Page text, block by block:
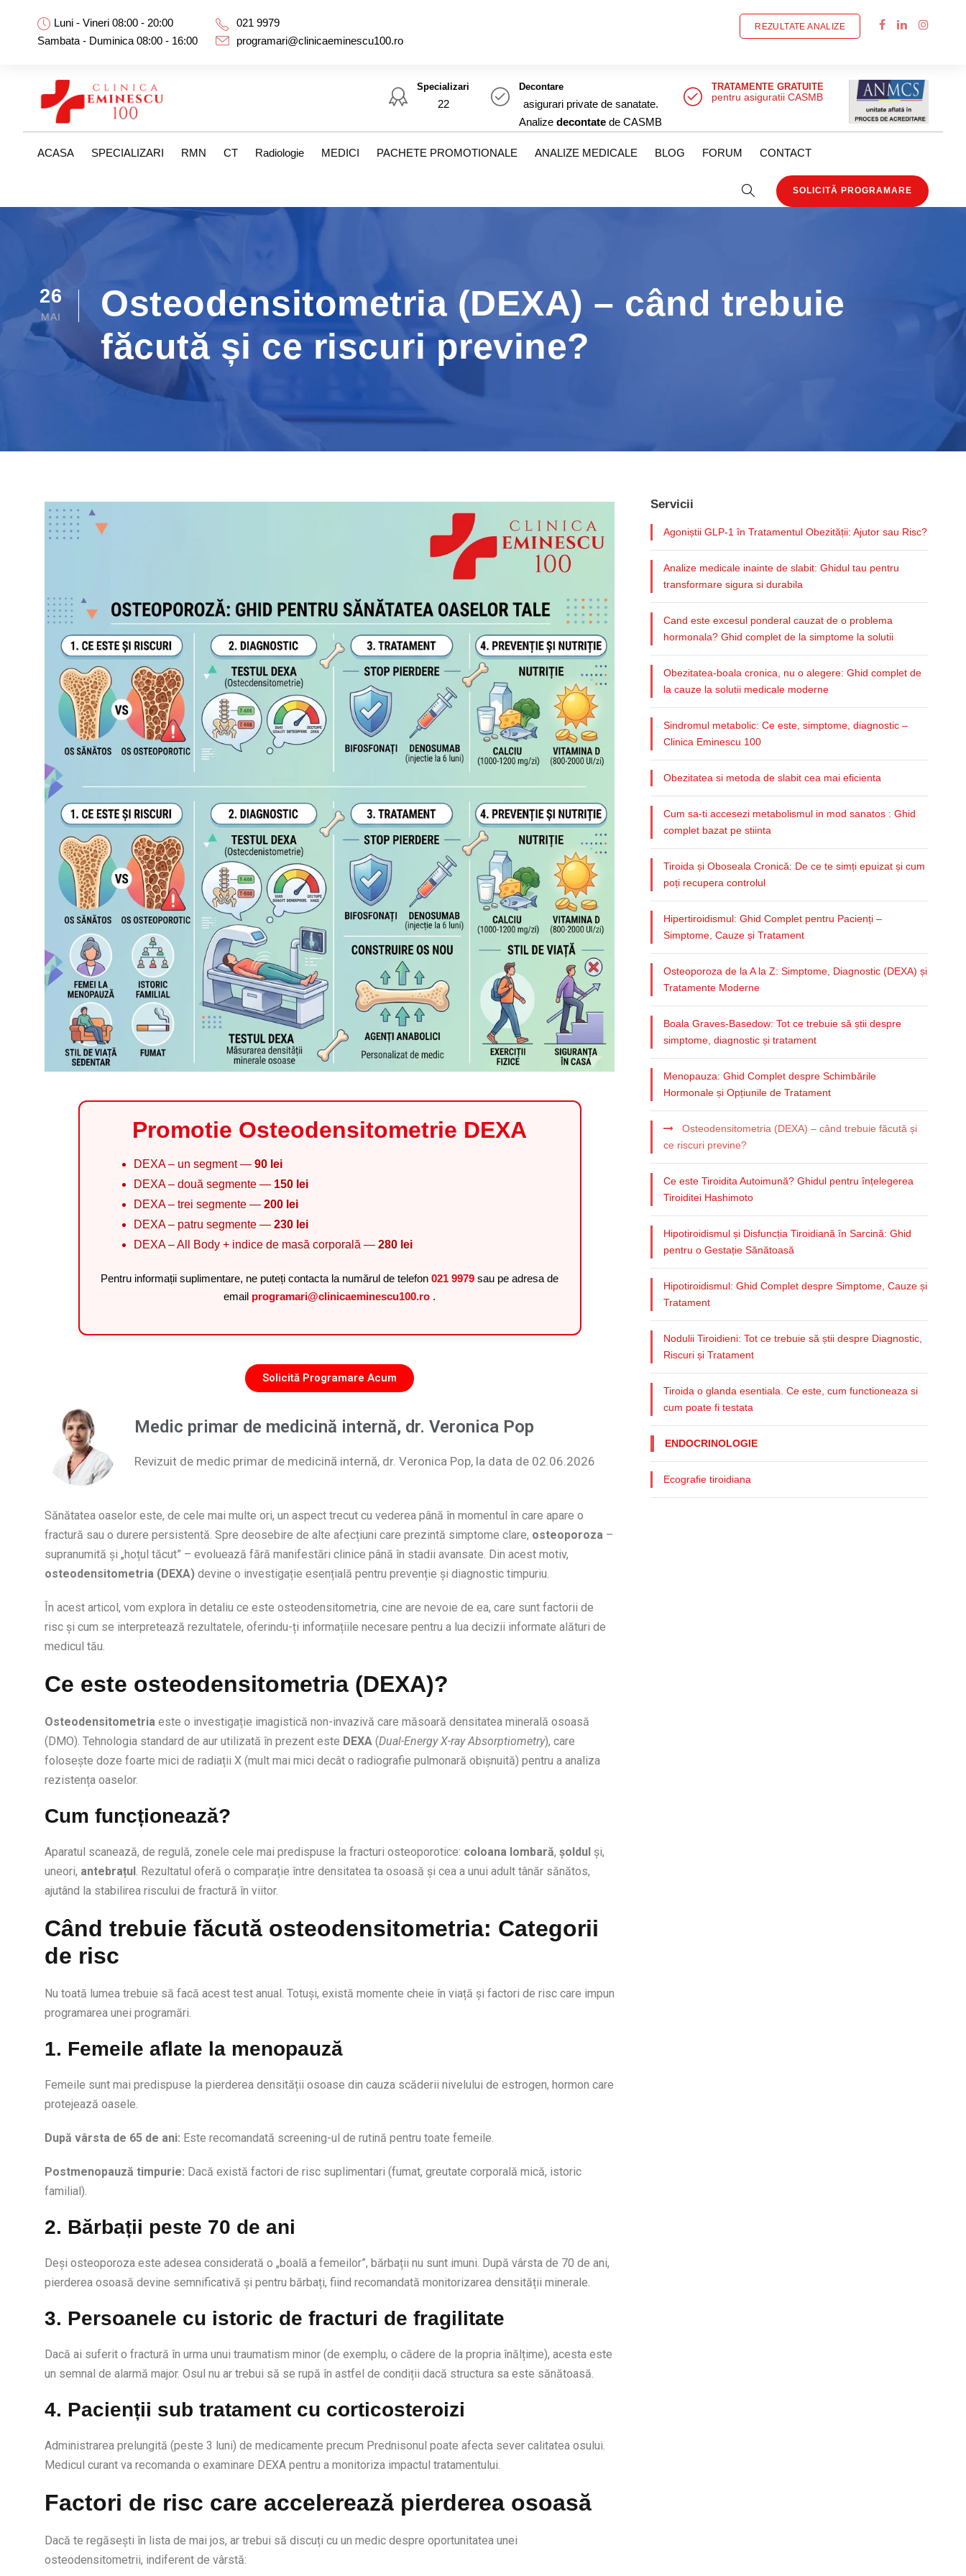
Luni - Vineri 08:00 - 20:00
Sambata - Duminica 08:00 - 16:00
021 9979
programari@clinicaeminescu100.ro
REZULTATE ANALIZE
Specializari
22
Decontare
asigurari private de sanatate.
Analize decontate de CASMB
TRATAMENTE GRATUITE
pentru asiguratii CASMB
ACASA SPECIALIZARI RMN CT Radiologie MEDICI PACHETE PROMOTIONALE ANALIZE MEDICALE BLOG FORUM CONTACT
SOLICITĂ PROGRAMARE
26
MAI
Osteodensitometria (DEXA) – când trebuie
făcută și ce riscuri previne?
Promotie Osteodensitometrie DEXA
DEXA – un segment — 90 lei
DEXA – două segmente — 150 lei
DEXA – trei segmente — 200 lei
DEXA – patru segmente — 230 lei
DEXA – All Body + indice de masă corporală — 280 lei
Pentru informații suplimentare, ne puteți contacta la numărul de telefon021 9979sau pe adresa de
email programari@clinicaeminescu100.ro .
Solicită Programare Acum
Medic primar de medicină internă, dr. Veronica Pop
Revizuit de medic primar de medicină internă, dr. Veronica Pop, la data de 02.06.2026
Sănătatea oaselor este, de cele mai multe ori, un aspect trecut cu vederea până în momentul în care apare o
fractură sau o durere persistentă. Spre deosebire de alte afecțiuni care prezintă simptome clare, osteoporoza –
supranumită și „hoțul tăcut” – evoluează fără manifestări clinice până în stadii avansate. Din acest motiv,
osteodensitometria (DEXA) devine o investigație esențială pentru prevenție și diagnostic timpuriu.
În acest articol, vom explora în detaliu ce este osteodensitometria, cine are nevoie de ea, care sunt factorii de
risc și cum se interpretează rezultatele, oferindu-ți informațiile necesare pentru a lua decizii informate alături de
medicul tău.
Ce este osteodensitometria (DEXA)?
Osteodensitometria este o investigație imagistică non-invazivă care măsoară densitatea minerală osoasă
(DMO). Tehnologia standard de aur utilizată în prezent este DEXA (Dual-Energy X-ray Absorptiometry), care
folosește doze foarte mici de radiații X (mult mai mici decât o radiografie pulmonară obișnuită) pentru a analiza
rezistența oaselor.
Cum funcționează?
Aparatul scanează, de regulă, zonele cele mai predispuse la fracturi osteoporotice: coloana lombară, șoldul și,
uneori, antebrațul . Rezultatul oferă o comparație între densitatea ta osoasă și cea a unui adult tânăr sănătos,
ajutând la stabilirea riscului de fractură în viitor.
Când trebuie făcută osteodensitometria: Categorii
de risc
Nu toată lumea trebuie să facă acest test anual. Totuși, există momente cheie în viață și factori de risc care impun
programarea unei programări.
1. Femeile aflate la menopauză
Femeile sunt mai predispuse la pierderea densității osoase din cauza scăderii nivelului de estrogen, hormon care
protejează oasele.
După vârsta de 65 de ani: Este recomandată screening-ul de rutină pentru toate femeile.
Postmenopauză timpurie: Dacă există factori de risc suplimentari (fumat, greutate corporală mică, istoric
familial).
2. Bărbații peste 70 de ani
Deși osteoporoza este adesea considerată o „boală a femeilor”, bărbații nu sunt imuni. După vârsta de 70 de ani,
pierderea osoasă devine semnificativă și pentru bărbați, fiind recomandată monitorizarea densității minerale.
3. Persoanele cu istoric de fracturi de fragilitate
Dacă ai suferit o fractură în urma unui traumatism minor (de exemplu, o cădere de la propria înălțime), acesta este
un semnal de alarmă major. Osul nu ar trebui să se rupă în astfel de condiții dacă structura sa este sănătoasă.
4. Pacienții sub tratament cu corticosteroizi
Administrarea prelungită (peste 3 luni) de medicamente precum Prednisonul poate afecta sever calitatea osului.
Medicul curant va recomanda o examinare DEXA pentru a monitoriza impactul tratamentului.
Factori de risc care accelerează pierderea osoasă
Dacă te regăsești în lista de mai jos, ar trebui să discuți cu un medic despre oportunitatea unei
osteodensitometrii, indiferent de vârstă:
Servicii
Agoniștii GLP-1 în Tratamentul Obezității: Ajutor sau Risc?
Analize medicale inainte de slabit: Ghidul tau pentru
transformare sigura si durabila
Cand este excesul ponderal cauzat de o problema
hormonala? Ghid complet de la simptome la solutii
Obezitatea-boala cronica, nu o alegere: Ghid complet de
la cauze la solutii medicale moderne
Sindromul metabolic: Ce este, simptome, diagnostic –
Clinica Eminescu 100
Obezitatea si metoda de slabit cea mai eficienta
Cum sa-ti accesezi metabolismul in mod sanatos : Ghid
complet bazat pe stiinta
Tiroida și Oboseala Cronică: De ce te simți epuizat și cum
poți recupera controlul
Hipertiroidismul: Ghid Complet pentru Pacienți –
Simptome, Cauze și Tratament
Osteoporoza de la A la Z: Simptome, Diagnostic (DEXA) și
Tratamente Moderne
Boala Graves-Basedow: Tot ce trebuie să știi despre
simptome, diagnostic și tratament
Menopauza: Ghid Complet despre Schimbările
Hormonale și Opțiunile de Tratament
Osteodensitometria (DEXA) – când trebuie făcută și
ce riscuri previne?
Ce este Tiroidita Autoimună? Ghidul pentru înțelegerea
Tiroiditei Hashimoto
Hipotiroidismul și Disfuncția Tiroidiană în Sarcină: Ghid
pentru o Gestație Sănătoasă
Hipotiroidismul: Ghid Complet despre Simptome, Cauze și
Tratament
Nodulii Tiroidieni: Tot ce trebuie să știi despre Diagnostic,
Riscuri și Tratament
Tiroida o glanda esentiala. Ce este, cum functioneaza si
cum poate fi testata
ENDOCRINOLOGIE
Ecografie tiroidiana